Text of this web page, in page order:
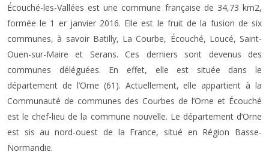
Écouché-les-Vallées est une commune française de 34,73 km2,
formée le 1 er janvier 2016. Elle est le fruit de la fusion de six
communes, à savoir Batilly, La Courbe, Écouché, Loucé, Saint-
Ouen-sur-Maire et Serans. Ces derniers sont devenus des
communes déléguées. En effet, elle est située dans le
département de l’Orne (61). Actuellement, elle appartient à la
Communauté de communes des Courbes de l’Orne et Écouché
est le chef-lieu de la commune nouvelle. Le département d’Orne
est sis au nord-ouest de la France, situé en Région Basse-
Normandie.